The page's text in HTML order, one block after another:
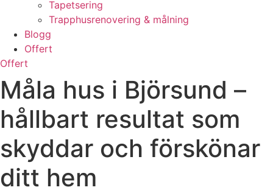
Tapetsering
Trapphusrenovering & målning
Blogg
Offert
Offert
Måla hus i Björsund –
hållbart resultat som
skyddar och förskönar
ditt hem